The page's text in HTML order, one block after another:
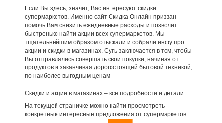
Если Вы здесь, значит, Вас интересуют скидки
супермаркетов. Именно сайт Скидка Онлайн призван
помочь Вам снизить ежедневные расходы и позволит
быстренько найти акции всех супермаркетов. Мы
тщательнейшим образом отыскали и собрали инфу про
акции и скидки в магазинах. Суть заключается в том, чтобы
Вы отправлялись совершать свои покупки, начиная от
продуктов и заканчивая дорогостоящей бытовой техникой,
по наиболее выгодным ценам.
Скидки и акции в магазинах – все подробности и детали
На текущей страничке можно найти просмотреть
конкретные интересные предложения от супермаркетов